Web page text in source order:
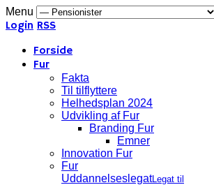
Menu
Login RSS
Forside
Fur
Fakta
Til tilflyttere
Helhedsplan 2024
Udvikling af Fur
Branding Fur
Emner
Innovation Fur
Fur
UddannelseslegatLegat til